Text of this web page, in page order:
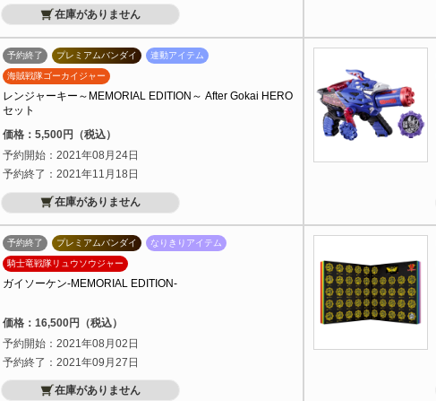
在庫がありません
予約終了 プレミアムバンダイ 連動アイテム
海賊戦隊ゴーカイジャー
レンジャーキー～MEMORIAL EDITION～ After Gokai HERO
セット
価格：5,500円（税込）
予約開始：2021年08月24日
予約終了：2021年11月18日
在庫がありません
予約終了 プレミアムバンダイ なりきりアイテム
騎士竜戦隊リュウソウジャー
ガイソーケン-MEMORIAL EDITION-
価格：16,500円（税込）
予約開始：2021年08月02日
予約終了：2021年09月27日
在庫がありません